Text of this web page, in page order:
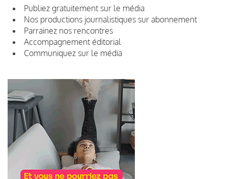
Publiez gratuitement sur le média
Nos productions journalistiques sur abonnement
Parrainez nos rencontres
Accompagnement éditorial
Communiquez sur le média